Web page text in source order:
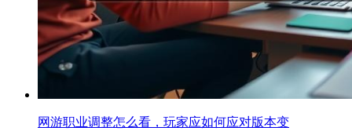
网游职业调整怎么看，玩家应如何应对版本变